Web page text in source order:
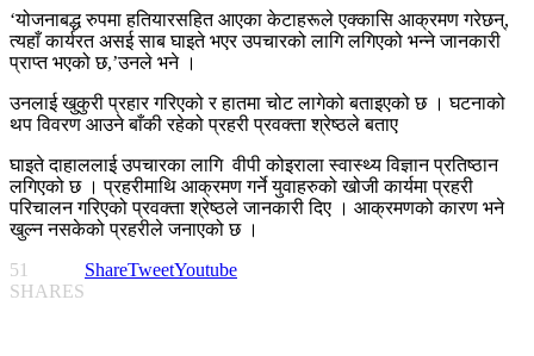
‘योजनाबद्ध रुपमा हतियारसहित आएका केटाहरूले एक्कासि आक्रमण गरेछन्,
त्यहाँ कार्यरत असई साब घाइते भएर उपचारको लागि लगिएको भन्ने जानकारी
प्राप्त भएको छ,’उनले भने ।
उनलाई खुकुरी प्रहार गरिएको र हातमा चोट लागेको बताइएको छ । घटनाको
थप विवरण आउने बाँकी रहेको प्रहरी प्रवक्ता श्रेष्ठले बताए
घाइते दाहाललाई उपचारका लागि वीपी कोइराला स्वास्थ्य विज्ञान प्रतिष्ठान
लगिएको छ । प्रहरीमाथि आक्रमण गर्ने युवाहरुको खोजी कार्यमा प्रहरी
परिचालन गरिएको प्रवक्ता श्रेष्ठले जानकारी दिए । आक्रमणको कारण भने
खुल्न नसकेको प्रहरीले जनाएको छ ।
51
SHARES
ShareTweetYoutube